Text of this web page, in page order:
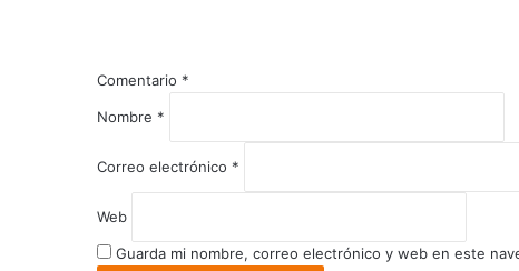
Comentario *
Nombre *
Correo electrónico *
Web
Guarda mi nombre, correo electrónico y web en este